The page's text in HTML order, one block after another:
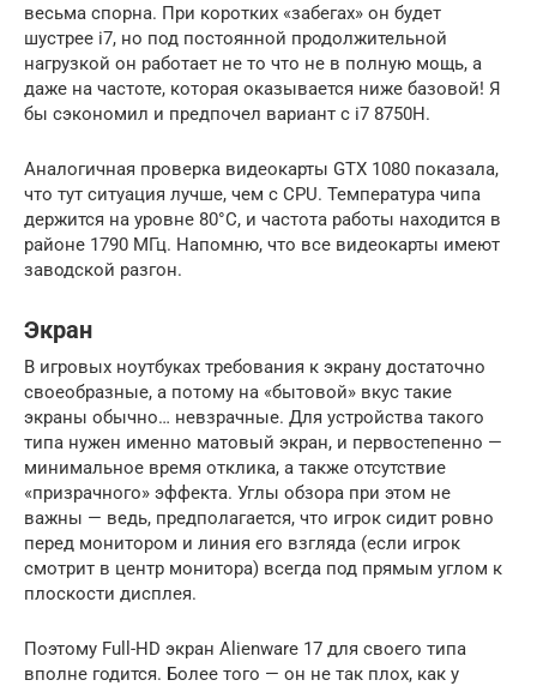
весьма спорна. При коротких «забегах» он будет
шустрее i7, но под постоянной продолжительной
нагрузкой он работает не то что не в полную мощь, а
даже на частоте, которая оказывается ниже базовой! Я
бы сэкономил и предпочел вариант с i7 8750H.
Аналогичная проверка видеокарты GTX 1080 показала,
что тут ситуация лучше, чем с CPU. Температура чипа
держится на уровне 80°C, и частота работы находится в
районе 1790 МГц. Напомню, что все видеокарты имеют
заводской разгон.
Экран
В игровых ноутбуках требования к экрану достаточно
своеобразные, а потому на «бытовой» вкус такие
экраны обычно… невзрачные. Для устройства такого
типа нужен именно матовый экран, и первостепенно —
минимальное время отклика, а также отсутствие
«призрачного» эффекта. Углы обзора при этом не
важны — ведь, предполагается, что игрок сидит ровно
перед монитором и линия его взгляда (если игрок
смотрит в центр монитора) всегда под прямым углом к
плоскости дисплея.
Поэтому Full-HD экран Alienware 17 для своего типа
вполне годится. Более того — он не так плох, как у